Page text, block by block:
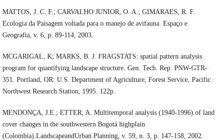
MATTOS, J. C. F.; CARVALHO JUNIOR, O. A.; GIMARAES, R. F.
Ecologia da Paisagem voltada para o manejo de avifauna. Espaço e
Geografia, v. 6, p. 89-114, 2003.
MCGARIGAL, K; MARKS, B. J. FRAGSTATS: spatial pattern analysis
program for quantifying landscape structure. Gen. Tech. Rep. PNW-GTR-
351. Portland, OR: U.S. Department of Agriculture, Forest Service, Pacific
Northwest Research Station, 1995. 122p.
MENDONÇA, J.E.; ETTER, A. Multitemporal analysis (1940-1996) of land
cover changes in the southwestern Bogotá highplain
(Colombia).LandscapeandUrban Planning, v. 59, n. 3, p. 147-158, 2002.